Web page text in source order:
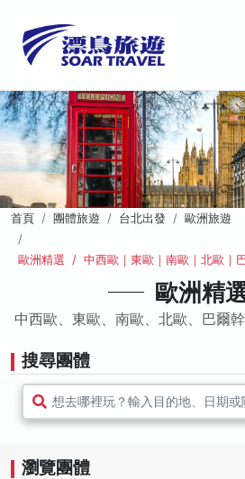
首頁 團體旅遊 台北出發 歐洲旅遊
歐洲精選 / 中西歐｜東歐｜南歐｜北歐｜
歐洲精
中西歐、東歐、南歐、北歐、巴爾
搜尋團體
想去哪裡玩？輸入目的地、日期或
瀏覽團體